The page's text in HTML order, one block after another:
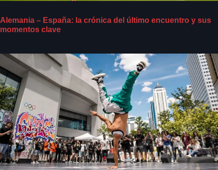
Alemania – España: la crónica del último encuentro y sus
momentos clave